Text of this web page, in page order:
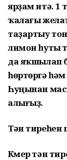
ярҙам итә. 1
ҡалағы
таҙартыу
лимон һуты
да яҡшылап
һөртөргә
Һуңынан
алығыҙ.
Тән
Күмер тән